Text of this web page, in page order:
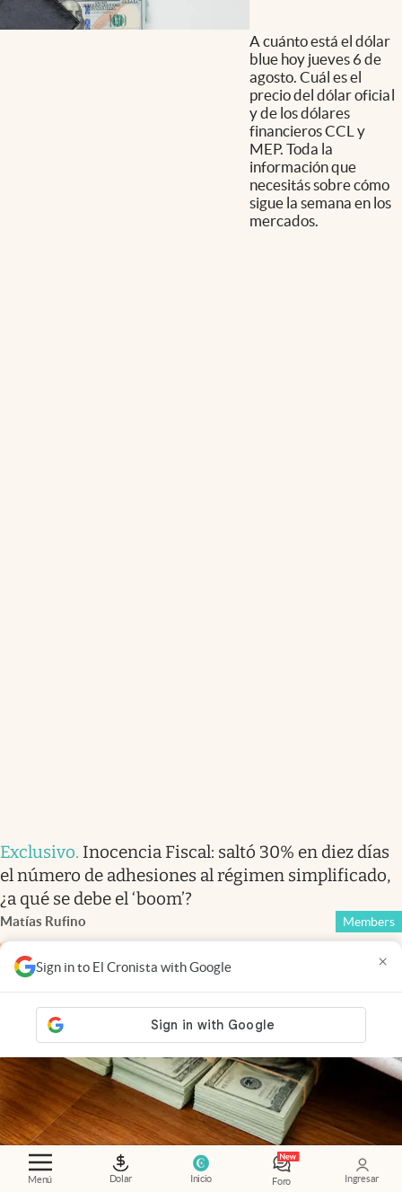
Menú Dolar Inicio Foro Ingresar
Sign in to El Cronista with Google ×
A cuánto está el dólar
blue hoy jueves 6 de
agosto. Cuál es el
precio del dólar oficial
y de los dólares
financieros CCL y
MEP. Toda la
información que
necesitás sobre cómo
sigue la semana en los
mercados.
Exclusivo. Inocencia Fiscal: saltó 30% en diez días
el número de adhesiones al régimen simplificado,
¿a qué se debe el ‘boom’?
Matías Rufino Members